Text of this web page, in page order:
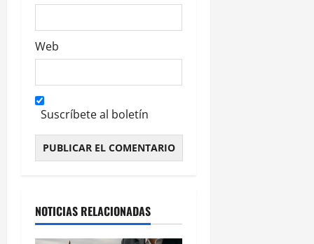
Web
Suscríbete al boletín
NOTICIAS RELACIONADAS